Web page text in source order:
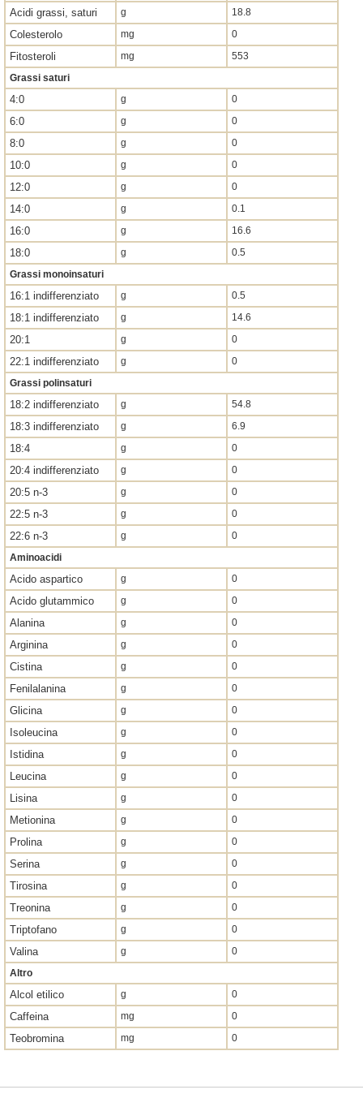
Acidi grassi, saturi g 18.8
Colesterolo mg 0
Fitosteroli mg
553
Grassi saturi
4:0 g 0
6:0 g 0
8:0 g 0
10:0 g 0
12:0 g 0
14:0 g 0.1
16:0 g 16.6
18:0 g
0.5
Grassi monoinsaturi
16:1 indifferenziato g 0.5
18:1 indifferenziato g 14.6
20:1 g 0
22:1 indifferenziato g
0
Grassi polinsaturi
18:2 indifferenziato g 54.8
18:3 indifferenziato g 6.9
18:4 g 0
20:4 indifferenziato g 0
20:5 n-3 g 0
22:5 n-3 g 0
22:6 n-3 g
0
Aminoacidi
Acido aspartico g 0
Acido glutammico g 0
Alanina g 0
Arginina g 0
Cistina g 0
Fenilalanina g 0
Glicina g 0
Isoleucina g 0
Istidina g 0
Leucina g 0
Lisina g 0
Metionina g 0
Prolina g 0
Serina g 0
Tirosina g 0
Treonina g 0
Triptofano g 0
Valina g
0
Altro
Alcol etilico g 0
Caffeina mg 0
Teobromina mg 0